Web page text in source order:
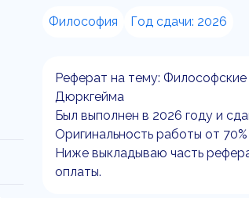
Философия Год сдачи: 2026
Реферат на тему:
Дюркгейма
Был выполнен в 2026 году и
Оригинальность работы от
Ниже выкладываю часть
оплаты.